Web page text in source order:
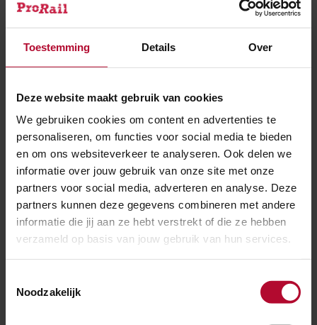
Toestemming Details Over
Deze website maakt gebruik van cookies
We gebruiken cookies om content en advertenties te
personaliseren, om functies voor social media te bieden
en om ons websiteverkeer te analyseren. Ook delen we
informatie over jouw gebruik van onze site met onze
partners voor social media, adverteren en analyse. Deze
partners kunnen deze gegevens combineren met andere
informatie die jij aan ze hebt verstrekt of die ze hebben
verzameld op basis van jouw gebruik van hun services.
Noodzakelijk
Hurdegaryp en Leeuwarden: treinen rijden
weer
5 december 2020